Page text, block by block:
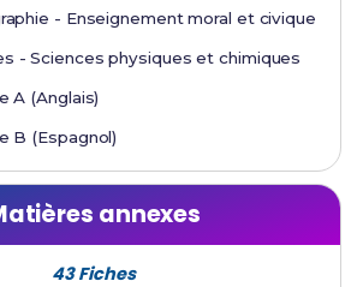
- Enseignement moral et civique
- Sciences physiques et chimiques
A (Anglais)
B (Espagnol)
annexes
43 Fiches